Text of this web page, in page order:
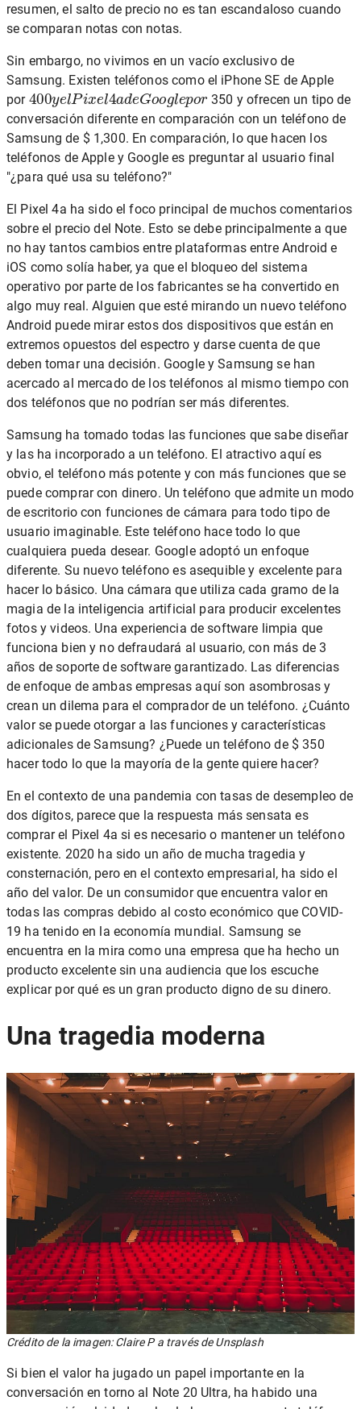
resumen, el salto de precio no es tan escandaloso cuando
se comparan notas con notas.
Sin embargo, no vivimos en un vacío exclusivo de
Samsung. Existen teléfonos como el iPhone SE de Apple
por
400yelPixel4adeGoo glepor
350 y ofrecen un tipo de
conversación diferente en comparación con un teléfono de
Samsung de $ 1,300. En comparación, lo que hacen los
teléfonos de Apple y Google es preguntar al usuario final
"¿para qué usa su teléfono?"
El Pixel 4a ha sido el foco principal de muchos comentarios
sobre el precio del Note. Esto se debe principalmente a que
no hay tantos cambios entre plataformas entre Android e
iOS como solía haber, ya que el bloqueo del sistema
operativo por parte de los fabricantes se ha convertido en
algo muy real. Alguien que esté mirando un nuevo teléfono
Android puede mirar estos dos dispositivos que están en
extremos opuestos del espectro y darse cuenta de que
deben tomar una decisión. Google y Samsung se han
acercado al mercado de los teléfonos al mismo tiempo con
dos teléfonos que no podrían ser más diferentes.
Samsung ha tomado todas las funciones que sabe diseñar
y las ha incorporado a un teléfono. El atractivo aquí es
obvio, el teléfono más potente y con más funciones que se
puede comprar con dinero. Un teléfono que admite un modo
de escritorio con funciones de cámara para todo tipo de
usuario imaginable. Este teléfono hace todo lo que
cualquiera pueda desear. Google adoptó un enfoque
diferente. Su nuevo teléfono es asequible y excelente para
hacer lo básico. Una cámara que utiliza cada gramo de la
magia de la inteligencia artificial para producir excelentes
fotos y videos. Una experiencia de software limpia que
funciona bien y no defraudará al usuario, con más de 3
años de soporte de software garantizado. Las diferencias
de enfoque de ambas empresas aquí son asombrosas y
crean un dilema para el comprador de un teléfono. ¿Cuánto
valor se puede otorgar a las funciones y características
adicionales de Samsung? ¿Puede un teléfono de $ 350
hacer todo lo que la mayoría de la gente quiere hacer?
En el contexto de una pandemia con tasas de desempleo de
dos dígitos, parece que la respuesta más sensata es
comprar el Pixel 4a si es necesario o mantener un teléfono
existente. 2020 ha sido un año de mucha tragedia y
consternación, pero en el contexto empresarial, ha sido el
año del valor. De un consumidor que encuentra valor en
todas las compras debido al costo económico que COVID-
19 ha tenido en la economía mundial. Samsung se
encuentra en la mira como una empresa que ha hecho un
producto excelente sin una audiencia que los escuche
explicar por qué es un gran producto digno de su dinero.
Una tragedia moderna
Crédito de la imagen: Claire P a través de Unsplash
Si bien el valor ha jugado un papel importante en la
conversación en torno al Note 20 Ultra, ha habido una